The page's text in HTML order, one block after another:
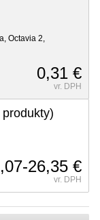
Octavia 2,
0,31 €
vr. DPH
produkty)
26,35 €
vr. DPH